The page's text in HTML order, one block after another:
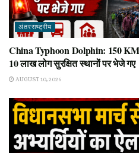
अंतरराष्ट्रीय
China Typhoon Dolphin: 150
10 लाख लोग सुरक्षित स्थानों पर भेजे गए
AUGUST 10, 2026